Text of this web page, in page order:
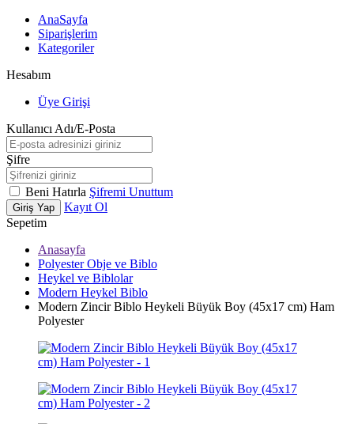
AnaSayfa
Siparişlerim
Kategoriler
Hesabım
Üye Girişi
Kullanıcı Adı/E-Posta
Şifre
Beni Hatırla Şifremi Unuttum
Giriş Yap
Kayıt Ol
Sepetim
Anasayfa
Polyester Obje ve Biblo
Heykel ve Biblolar
Modern Heykel Biblo
Modern Zincir Biblo Heykeli Büyük Boy (45x17 cm) Ham
Polyester